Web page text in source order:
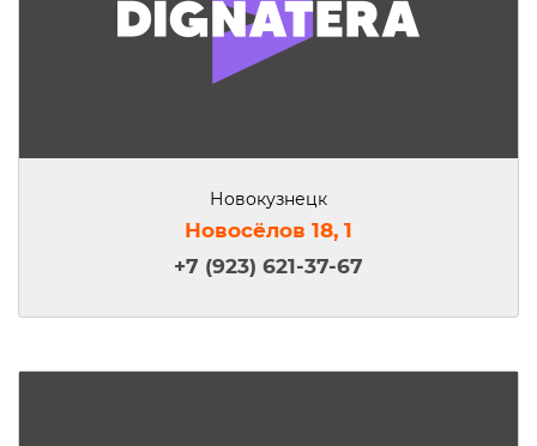
Новокузнецк
Новосёлов 18, 1
+7 (923) 621-37-67